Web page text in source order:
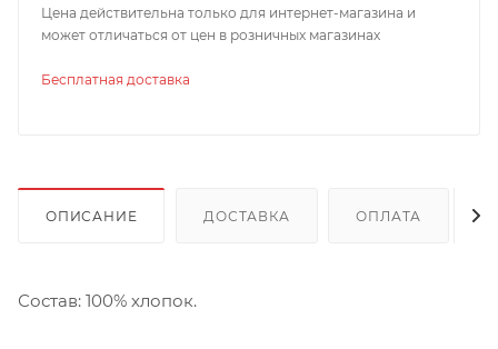
Цена действительна только для интернет-магазина и
может отличаться от цен в розничных магазинах
Бесплатная доставка
ОПИСАНИЕ ДОСТАВКА ОПЛАТА
Состав: 100% хлопок.